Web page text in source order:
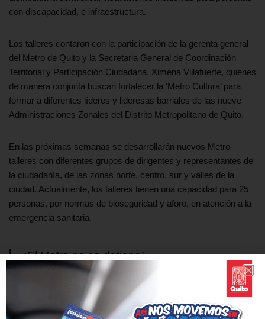
con discapacidad, e infraestructura.
Los talleres contaron con la participación de la gerenta general
del Metro de Quito y la Secretaria General de Coordinación
Territorial y Participación Ciudadana, Ximena Villafuerte, quienes
de manera conjunta buscan fortalecer la ‘Metro Cultura’ para
formar a diferentes líderes y lideresas barriales de las nueve
Administraciones Zonales del Distrito Metropolitano de Quito.
En las próximas semanas se desarrollarán nuevos Metro-
talleres con diferentes grupos de dirigentes y representantes de
la ciudadanía, de las zonas norte, centro, sur y valles de la
ciudad. Actualmente, los talleres tienen una capacidad para 25
personas, por normas de bioseguridad y aforo, en atención a la
emergencia sanitaria.
¡El Metro no se detiene!
El día de hoy nos visitaron lideresas barriales
y Administradoras Zonales, realizamos un
#MetroCultura
con recorrido por la
estación San Francisco para fomentar el